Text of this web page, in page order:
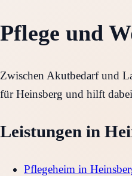
Pflege und
Zwischen Akutbedarf und
für Heinsberg und hilft
Leistungen in
Pflegeheim in